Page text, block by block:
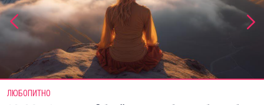
ЛЮБОПИТНО